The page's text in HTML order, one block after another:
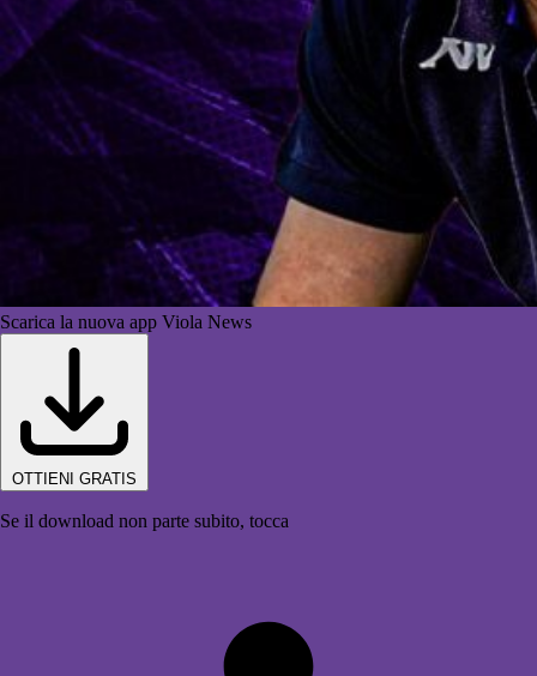
Scarica la nuova app Viola News
OTTIENI GRATIS
Se il download non parte subito, tocca